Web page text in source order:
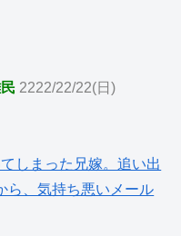
2222/22/22(日)
しまった兄嫁。追い出
ら、気持ち悪いメール